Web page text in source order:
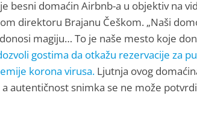
besni domaćin Airbnb-a u objektiv na
direktoru Brajanu Češkom. „Naši
magiju… To je naše mesto koje
gostima da otkažu rezervacije za
korona virusa.Ljutnja ovog
autentičnost snimka se ne može